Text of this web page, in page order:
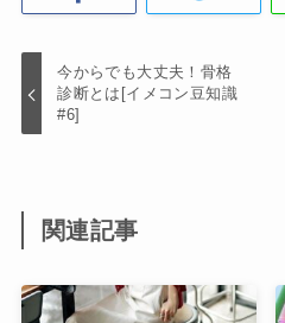
今からでも大丈夫！骨格
診断とは[イメコン豆知識
#6]
関連記事